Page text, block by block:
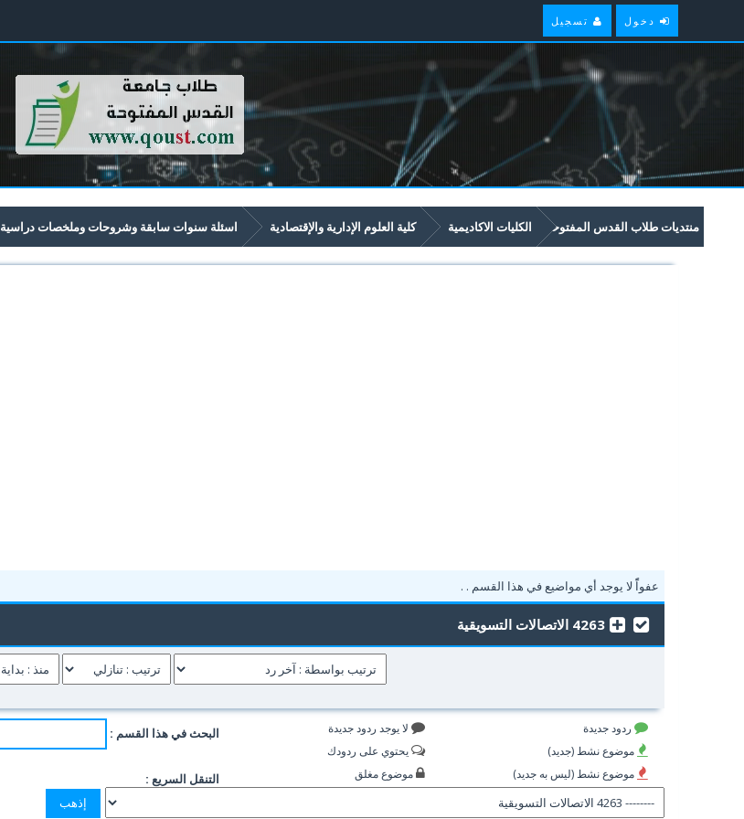
دخول تسجيل
منتديات طلاب القدس المفتوحة الكليات الاكاديمية كلية العلوم الإدارية والإقتصادية اسئلة سنوات سابقة وشروحات وملخصات دراسية
امتحانات سابقة وملخصات لمواد مستوى سنة ثانية في برنامج العلوم الادارية والاقتصادية تبدأ برقم 42xx 4263 الاتصالات التسويقية
عفواًً لا يوجد أي مواضيع في هذا القسم . .
4263 الاتصالات التسويقية
ردود جديدة
موضوع نشط (جديد)
موضوع نشط (ليس به جديد)
لا يوجد ردود جديدة
يحتوي على ردودك
موضوع مغلق
البحث في هذا القسم :
التنقل السريع :